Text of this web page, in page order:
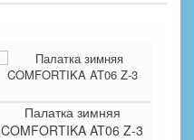
Палатка зимняя
COMFORTIKA AT06 Z-3